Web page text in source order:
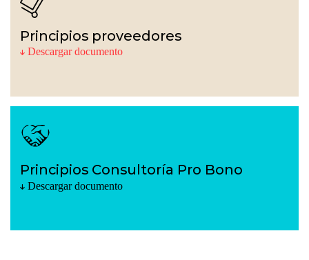
Principios proveedores
Descargar documento
Principios Consultoría Pro Bono
Descargar documento